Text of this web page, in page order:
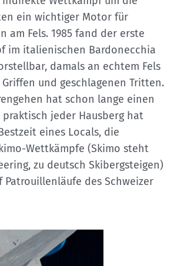
ein wichtiger Motor für
am Fels. 1985 fand der erste
im italienischen Bardonecchia
damals an echtem Fels
und geschlagenen Tritten.
hat schon lange einen
praktisch jeder Hausberg hat
eines Locals, die
Wettkämpfe (Skimo steht
zu deutsch Skibergsteigen)
Patrouillenläufe des Schweizer